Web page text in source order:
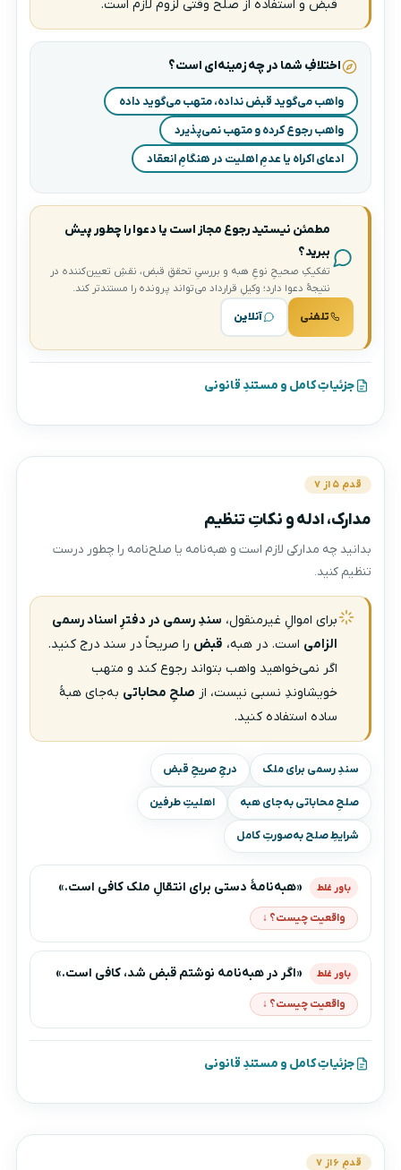
قبض و استفاده از صلح وقتی لزوم لازم است.
اختلافِ شما در چه زمینه‌ای است؟
واهب می‌گوید قبض نداده، متهب می‌گوید داده
واهب رجوع کرده و متهب نمی‌پذیرد
ادعای اکراه یا عدمِ اهلیت در هنگامِ انعقاد
مطمئن نیستید رجوع مجاز است یا دعوا را چطور پیش
ببرید؟
تفکیکِ صحیحِ نوعِ هبه و بررسیِ تحققِ قبض، نقشِ تعیین‌کننده در
نتیجهٔ دعوا دارد؛ وکیلِ قرارداد می‌تواند پرونده را مستندتر کند.
تلفنی آنلاین
جزئیاتِ کامل و مستندِ قانونی
قدمِ ۵ از ۷
مدارک، ادله و نکاتِ تنظیم
بدانید چه مدارکی لازم است و هبه‌نامه یا صلح‌نامه را چطور درست
تنظیم کنید.
برای اموالِ غیرمنقول، سندِ رسمی در دفترِ اسناد رسمی
الزامی است. در هبه، قبض را صریحاً در سند درج کنید.
اگر نمی‌خواهید واهب بتواند رجوع کند و متهب
خویشاوندِ نسبی نیست، از صلحِ محاباتی به‌جای هبهٔ
ساده استفاده کنید.
سندِ رسمی برای ملک درجِ صریحِ قبض
صلحِ محاباتی به‌جای هبه اهلیتِ طرفین
شرایطِ صلح به‌صورتِ کامل
باور غلط «هبه‌نامهٔ دستی برای انتقالِ ملک کافی است.»
واقعیت چیست؟ ↓
باور غلط «اگر در هبه‌نامه نوشتم ‌قبض شد‌، کافی است.»
واقعیت چیست؟ ↓
جزئیاتِ کامل و مستندِ قانونی
قدمِ ۶ از ۷